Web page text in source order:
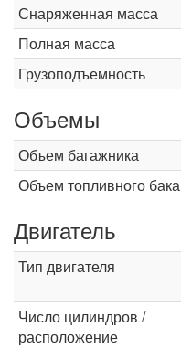
Снаряженная масса
Полная масса
Грузоподъемность
Объемы
Объем багажника
Объем топливного бака
Двигатель
Тип двигателя
Число цилиндров /
расположение